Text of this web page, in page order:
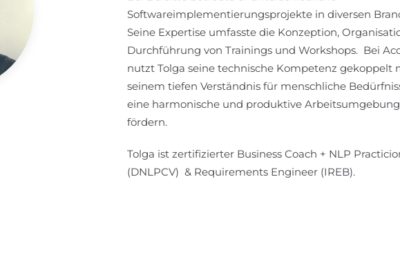
Softwareimplementierungsprojekte in diversen
Seine Expertise umfasste die Konzeption,
Durchführung von Trainings und Workshops. Bei
nutzt Tolga seine technische Kompetenz gekoppelt
seinem tiefen Verständnis für menschliche
eine harmonische und produktive Arbeitsumgebung
fördern.
Tolga ist zertifizierter Business Coach + NLP
(DNLPCV) & Requirements Engineer (IREB).